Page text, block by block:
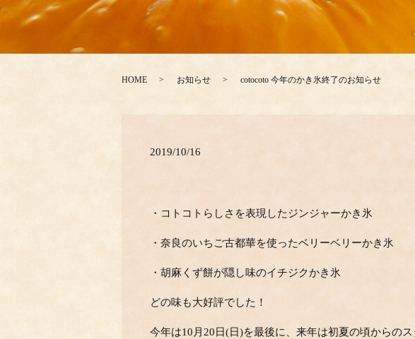
HOME お知らせ cotocoto 今年のかき氷終了のお知らせ
2019/10/16
・コトコトらしさを表現したジンジャーかき氷
・奈良のいちご古都華を使ったベリーベリーかき氷
・胡麻くず餅が隠し味のイチジクかき氷
どの味も大好評でした！
今年は10月20日(日)を最後に、来年は初夏の頃からのス